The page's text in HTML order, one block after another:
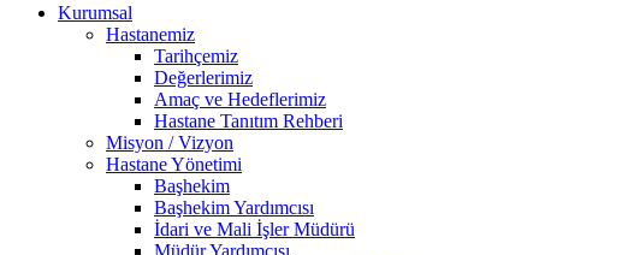
Kurumsal
Hastanemiz
Tarihçemiz
Değerlerimiz
Amaç ve Hedeflerimiz
Hastane Tanıtım Rehberi
Misyon / Vizyon
Hastane Yönetimi
Başhekim
Başhekim Yardımcısı
İdari ve Mali İşler Müdürü
Müdür Yardımcısı